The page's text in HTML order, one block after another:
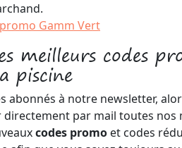
Gamm Vert
meilleurs codes
piscine
abonnés à notre newsletter,
directement par mail toutes nos
codes promo et codes